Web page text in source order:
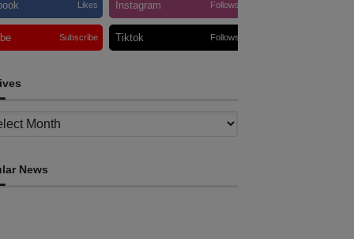
Likes Instagram Follows
Subscribe Tiktok Follows
News